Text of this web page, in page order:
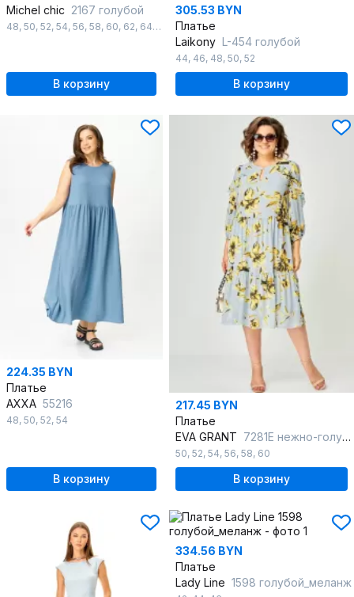
Michel chic 2167 голубой
48, 50, 52, 54, 56, 58, 60, 62, 64, 66 68,70
В корзину
305.53 BYN
Платье
Laikony L-454 голубой
44, 46, 48, 50, 52
В корзину
224.35 BYN
Платье
AXXA 55216
48, 50, 52, 54
В корзину
217.45 BYN
Платье
EVA GRANT 7281Е нежно-голубой_цветочный_принт
50, 52, 54, 56, 58, 60
В корзину
334.56 BYN
Платье
Lady Line 1598 голубой_меланж